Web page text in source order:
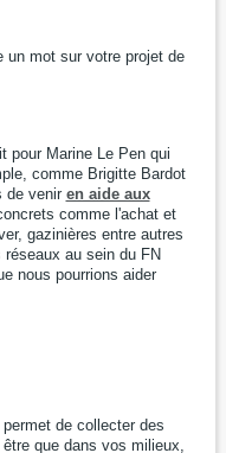
un mot sur votre projet de
pour Marine Le Pen qui
comme Brigitte Bardot
de venir en aide aux
comme l'achat et
gazinières entre autres
au sein du FN
nous pourrions aider
de collecter des
que dans vos milieux,